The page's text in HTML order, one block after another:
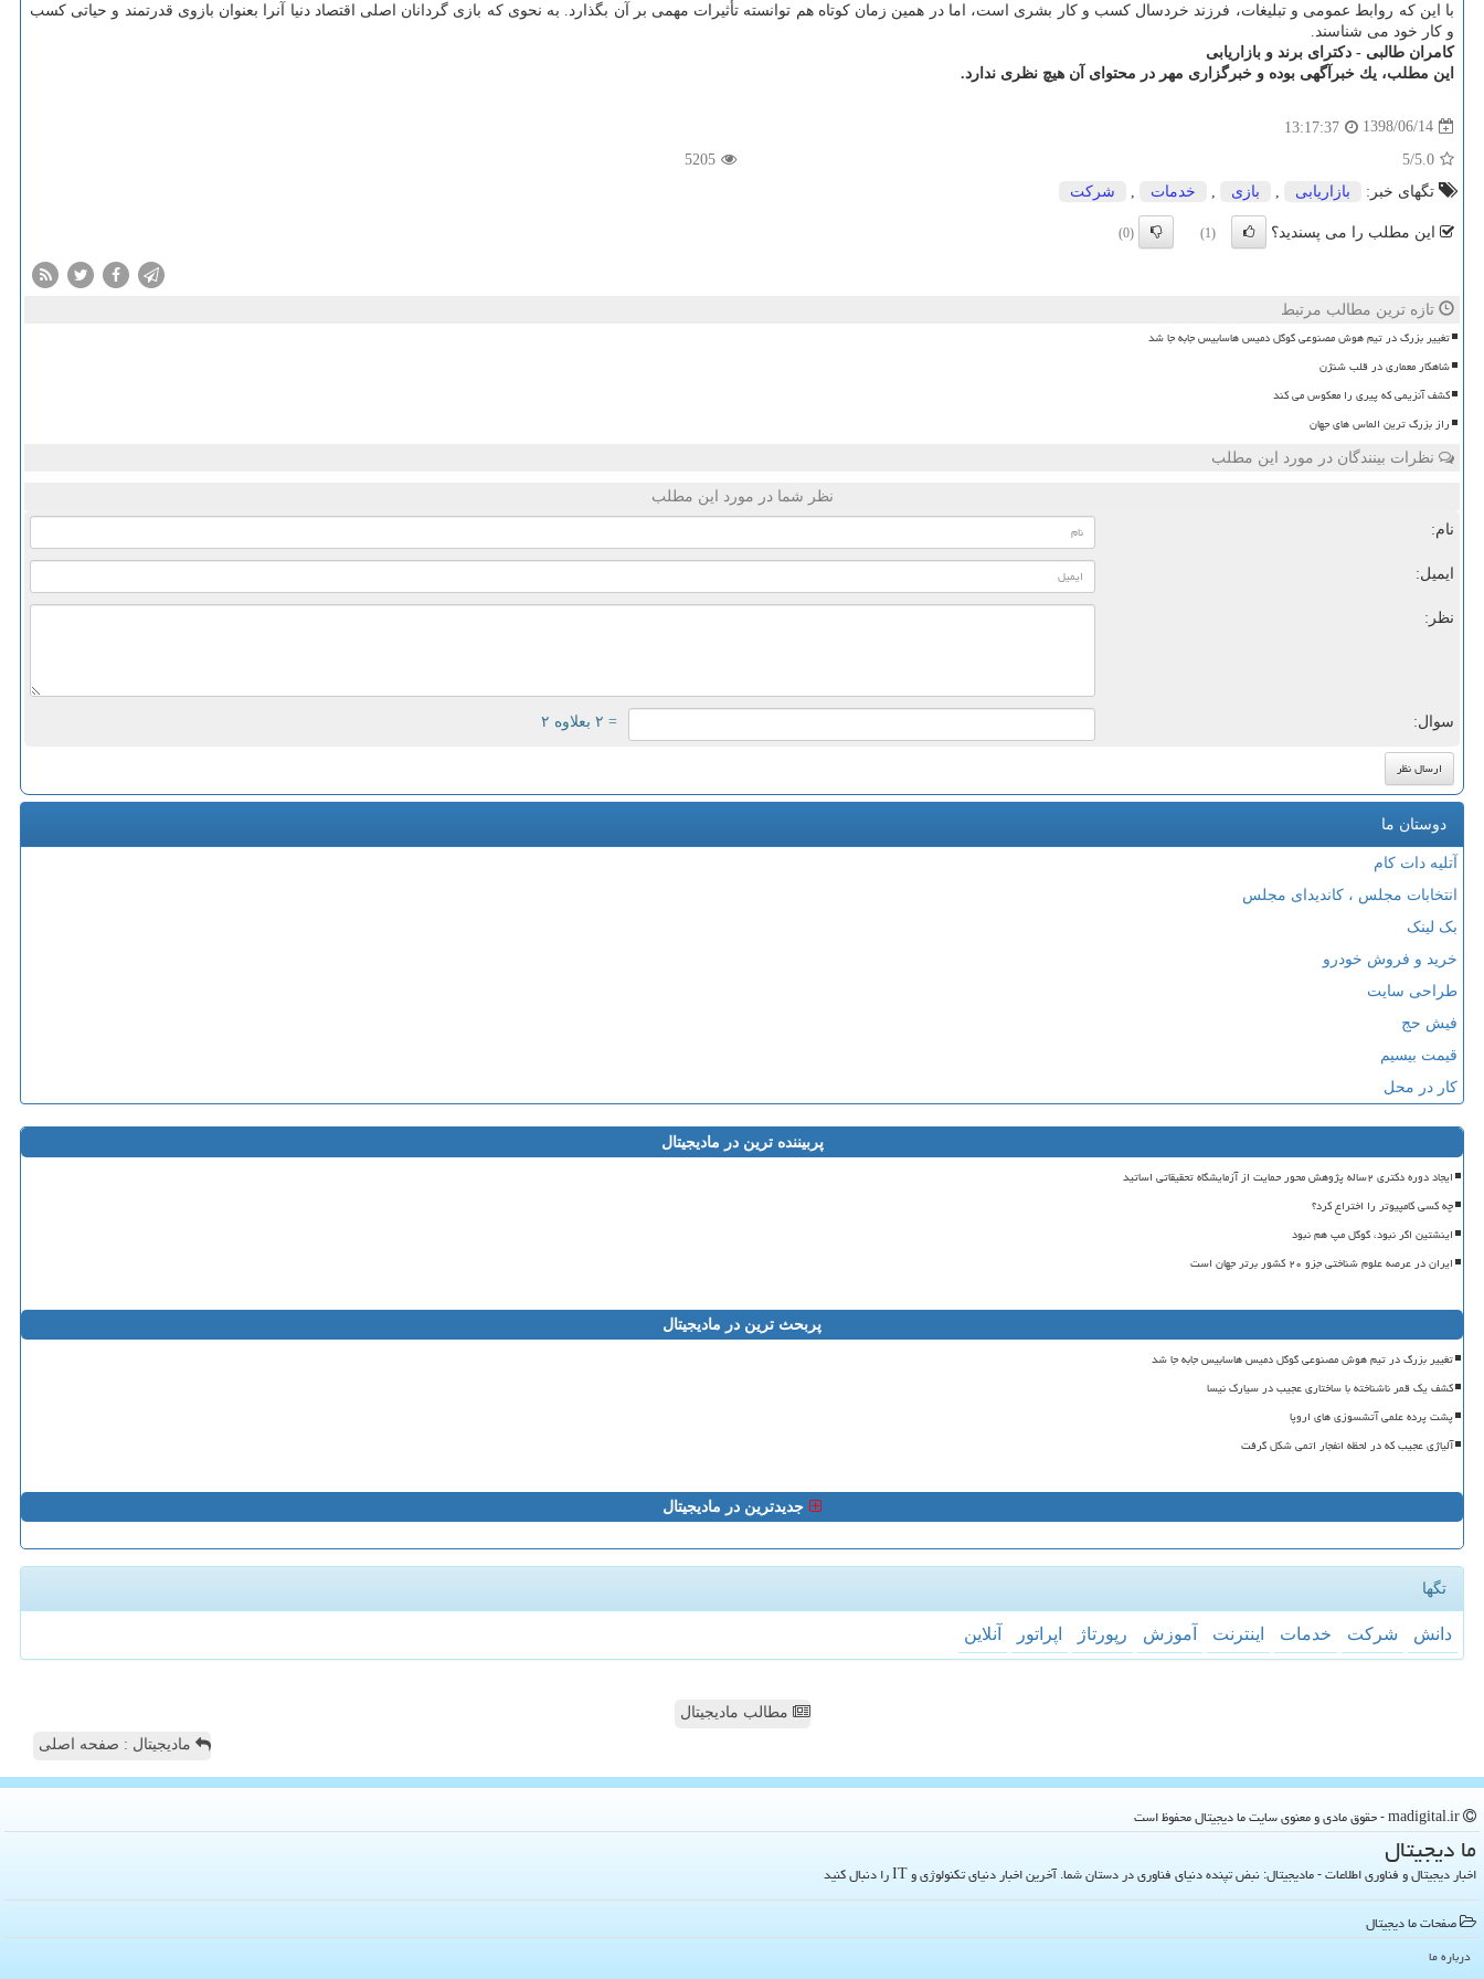
با این كه روابط عمومی و تبلیغات، فرزند خردسال كسب و كار بشری است، اما در همین زمان كوتاه هم توانسته تأثیرات مهمی بر آن بگذارد. به نحوی كه بازی گردانان اصلی اقتصاد دنیا آنرا بعنوان بازوی قدرتمند و حیاتی كسب
و كار خود می شناسند.
كامران طالبی - دكترای برند و بازاریابی
این مطلب، یك خبرآگهی بوده و خبرگزاری مهر در محتوای آن هیچ نظری ندارد.
1398/06/14
13:17:37
5.0
/5
5205
تگهای خبر:
بازاریابی , بازی , خدمات , شركت
این مطلب را می پسندید؟ (1)
(0)
تازه ترین مطالب مرتبط
تغییر بزرگ در تیم هوش مصنوعی گوگل دمیس هاسابیس جابه جا شد
شاهکار معماری در قلب شنژن
کشف آنزیمی که پیری را معکوس می کند
راز بزرگ ترین الماس های جهان
نظرات بینندگان در مورد این مطلب
نظر شما در مورد این مطلب
نام:
ایمیل:
نظر:
سوال: = ۲ بعلاوه ۲
دوستان ما
آتلیه دات کام
انتخابات مجلس ، کاندیدای مجلس
بک لینک
خرید و فروش خودرو
طراحی سایت
فیش حج
قیمت بیسیم
کار در محل
پربیننده ترین در مادیجیتال
ایجاد دوره دکتری ۲ساله پژوهش محور حمایت از آزمایشگاه تحقیقاتی اساتید
چه کسی کامپیوتر را اختراع کرد؟
اینشتین اگر نبود، گوگل مپ هم نبود
ایران در عرصه علوم شناختی جزو ۲۰ کشور برتر جهان است
پربحث ترین در مادیجیتال
تغییر بزرگ در تیم هوش مصنوعی گوگل دمیس هاسابیس جابه جا شد
کشف یک قمر ناشناخته با ساختاری عجیب در سیارک نیسا
پشت پرده علمی آتشسوزی های اروپا
آلیاژی عجیب که در لحظه انفجار اتمی شکل گرفت
جدیدترین در مادیجیتال
تگها
دانش شركت خدمات اینترنت آموزش رپورتاژ اپراتور آنلاین
مطالب مادیجیتال
مادیجیتال : صفحه اصلی
ما دیجیتال
اخبار دیجیتال و فناوری اطلاعات - مادیجیتال: نبض تپنده دنیای فناوری در دستان شما. آخرین اخبار دنیای تکنولوژی و IT را دنبال کنید
صفحات ما دیجیتال
درباره ما